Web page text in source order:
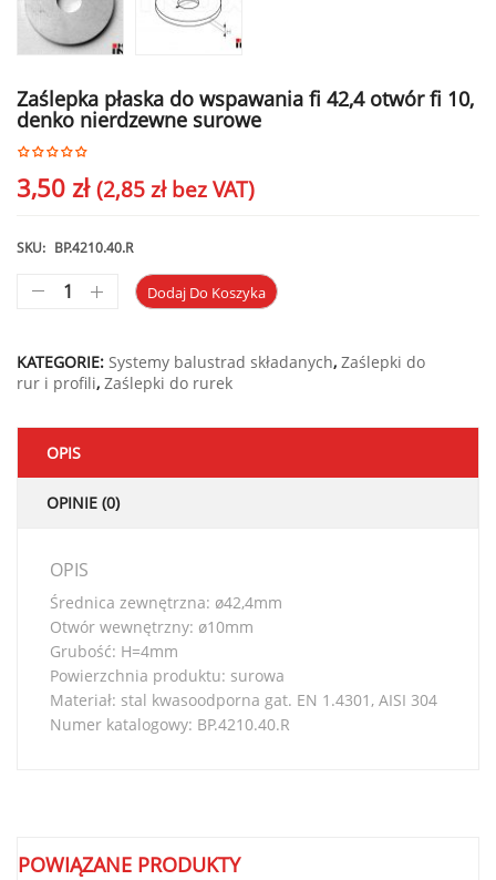
Zaślepka płaska do wspawania fi 42,4 otwór fi 10,
denko nierdzewne surowe
3,50 zł (2,85 złbez VAT)
SKU: BP.4210.40.R
Dodaj Do Koszyka
KATEGORIE: Systemy balustrad składanych, Zaślepki do
rur i profili, Zaślepki do rurek
OPIS
OPINIE (0)
OPIS
Średnica zewnętrzna: ø42,4mm
Otwór wewnętrzny: ø10mm
Grubość: H=4mm
Powierzchnia produktu: surowa
Materiał: stal kwasoodporna gat. EN 1.4301, AISI 304
Numer katalogowy: BP.4210.40.R
POWIĄZANE PRODUKTY